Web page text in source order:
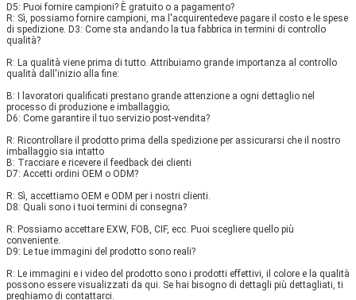
D5: Puoi fornire campioni? È gratuito o a pagamento?
R: Sì, possiamo fornire campioni, ma l'acquirentedeve pagare il costo e le spese
di spedizione. D3: Come sta andando la tua fabbrica in termini di controllo
qualità?
R: La qualità viene prima di tutto. Attribuiamo grande importanza al controllo
qualità dall'inizio alla fine:
B: I lavoratori qualificati prestano grande attenzione a ogni dettaglio nel
processo di produzione e imballaggio;
D6: Come garantire il tuo servizio post-vendita?
R: Ricontrollare il prodotto prima della spedizione per assicurarsi che il nostro
imballaggio sia intatto
B: Tracciare e ricevere il feedback dei clienti
D7: Accetti ordini OEM o ODM?
R: Sì, accettiamo OEM e ODM per i nostri clienti.
D8: Quali sono i tuoi termini di consegna?
R: Possiamo accettare EXW, FOB, CIF, ecc. Puoi scegliere quello più
conveniente.
D9: Le tue immagini del prodotto sono reali?
R: Le immagini e i video del prodotto sono i prodotti effettivi, il colore e la qualità
possono essere visualizzati da qui. Se hai bisogno di dettagli più dettagliati, ti
preghiamo di contattarci.